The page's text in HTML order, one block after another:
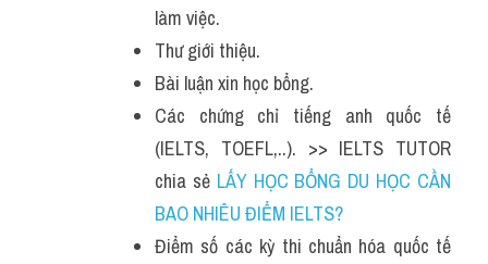
làm việc.
Thư giới thiệu.
Bài luận xin học bổng.
Các chứng chỉ tiếng anh quốc tế
(IELTS, TOEFL,..). >> IELTS TUTOR
chia sẻ LẤY HỌC BỔNG DU HỌC CẦN
BAO NHIÊU ĐIỂM IELTS?
Điểm số các kỳ thi chuẩn hóa quốc tế